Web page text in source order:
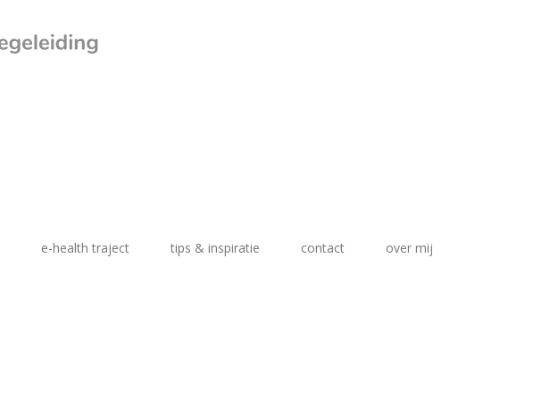
e-health traject tips & inspiratie contact over mij